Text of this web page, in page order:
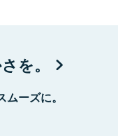
を。
ーズに。